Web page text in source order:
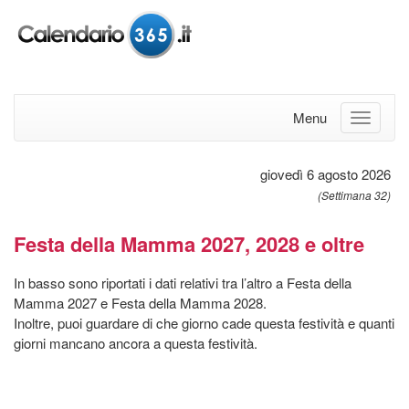
Menu
giovedì 6 agosto 2026
(Settimana 32)
Festa della Mamma 2027, 2028 e oltre
In basso sono riportati i dati relativi tra l’altro a Festa della
Mamma 2027 e Festa della Mamma 2028.
Inoltre, puoi guardare di che giorno cade questa festività e quanti
giorni mancano ancora a questa festività.